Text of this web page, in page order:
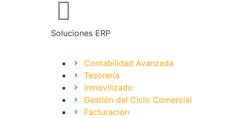
Soluciones ERP
Contabilidad Avanzada
Tesorería
Inmovilizado
Gestión del Ciclo Comercial
Facturación